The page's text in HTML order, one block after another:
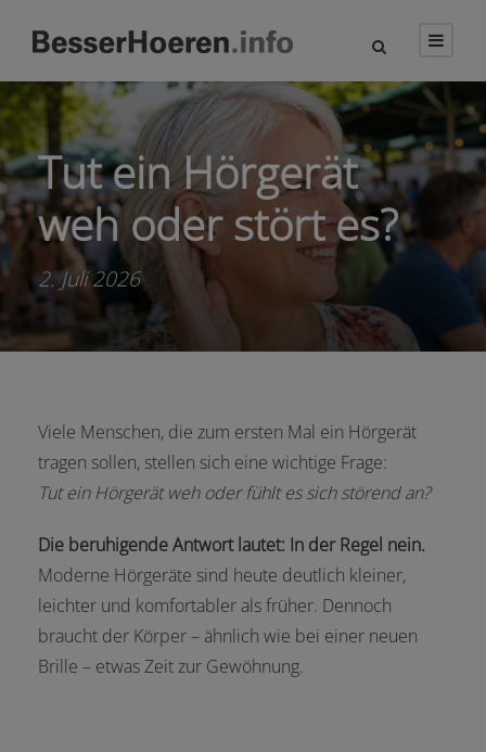
Tut ein Hörgerät
weh oder stört es?
2. Juli 2026
Viele Menschen, die zum ersten Mal ein Hörgerät
tragen sollen, stellen sich eine wichtige Frage:
Tut ein Hörgerät weh oder fühlt es sich störend an?
Die beruhigende Antwort lautet: In der Regel nein.
Moderne Hörgeräte sind heute deutlich kleiner,
leichter und komfortabler als früher. Dennoch
braucht der Körper – ähnlich wie bei einer neuen
Brille – etwas Zeit zur Gewöhnung.